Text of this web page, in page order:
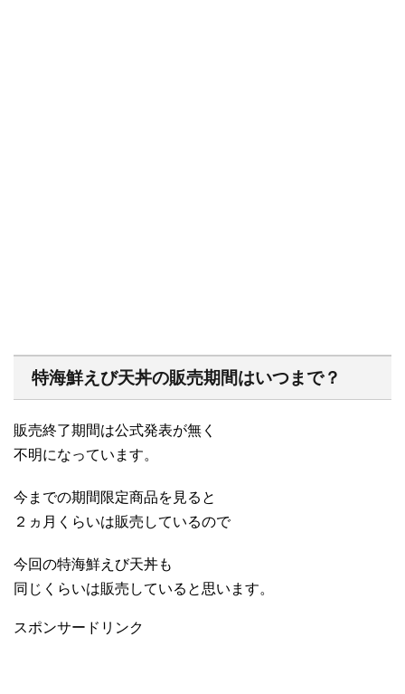
特海鮮えび天丼の販売期間はいつまで？
販売終了期間は公式発表が無く
不明になっています。
今までの期間限定商品を見ると
２ヵ月くらいは販売しているので
今回の特海鮮えび天丼も
同じくらいは販売していると思います。
スポンサードリンク